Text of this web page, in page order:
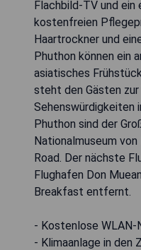
Flachbild-TV und ein
kostenfreien
Haartrockner und
Phuthon können ein
asiatisches
steht den Gästen
Sehenswürdigkeiten
Phuthon sind der
Nationalmuseum von
Road. Der nächste
Flughafen Don
Breakfast entfernt.
- Kostenlose WLAN-
- Klimaanlage in den